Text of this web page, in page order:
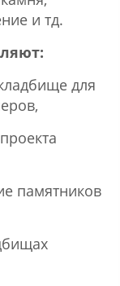
и тд.
для
памятников